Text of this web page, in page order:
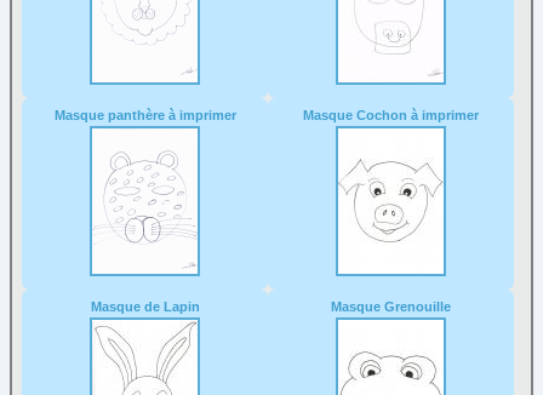
Masque panthère à imprimer Masque Cochon à imprimer
Masque de Lapin Masque Grenouille